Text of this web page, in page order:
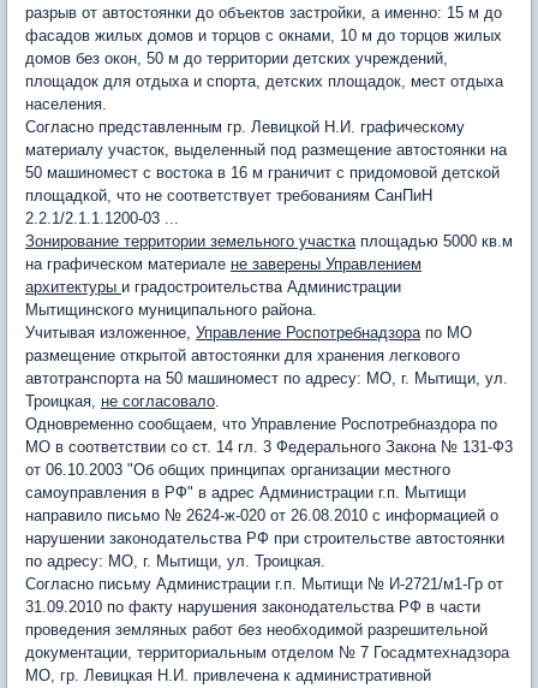
разрыв от автостоянки до объектов застройки, а именно: 15 м до
фасадов жилых домов и торцов с окнами, 10 м до торцов жилых
домов без окон, 50 м до территории детских учреждений,
площадок для отдыха и спорта, детских площадок, мест отдыха
населения.
Согласно представленным гр. Левицкой Н.И. графическому
материалу участок, выделенный под размещение автостоянки на
50 машиномест с востока в 16 м граничит с придомовой детской
площадкой, что не соответствует требованиям СанПиН
2.2.1/2.1.1.1200-03 ...
Зонирование территории земельного участкаплощадью 5000 кв.м
на графическом материале не заверены Управлением
архитектуры и градостроительства Администрации
Мытищинского муниципального района.
Учитывая изложенное, Управление Роспотребнадзорапо МО
размещение открытой автостоянки для хранения легкового
автотранспорта на 50 машиномест по адресу: МО, г. Мытищи, ул.
Троицкая, не согласовало.
Одновременно сообщаем, что Управление Роспотребназдора по
МО в соответствии со ст. 14 гл. 3 Федерального Закона № 131-Ф3
от 06.10.2003 "Об общих принципах организации местного
самоуправления в РФ" в адрес Администрации г.п. Мытищи
направило письмо № 2624-ж-020 от 26.08.2010 с информацией о
нарушении законодательства РФ при строительстве автостоянки
по адресу: МО, г. Мытищи, ул. Троицкая.
Согласно письму Администрации г.п. Мытищи № И-2721/м1-Гр от
31.09.2010 по факту нарушения законодательства РФ в части
проведения земляных работ без необходимой разрешительной
документации, территориальным отделом № 7 Госадмтехнадзора
МО, гр. Левицкая Н.И. привлечена к административной